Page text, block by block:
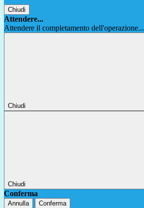
Chiudi
Attendere...
Attendere il completamento dell'operazione...
Chiudi
Chiudi
Conferma
Annulla Conferma